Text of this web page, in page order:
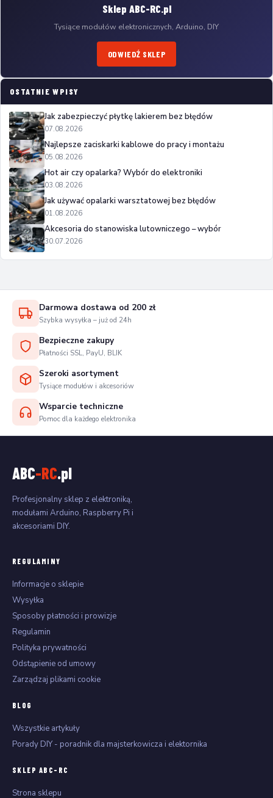
Sklep ABC-RC.pl
Tysiące modułów elektronicznych, Arduino, DIY
ODWIEDŹ SKLEP
OSTATNIE WPISY
Jak zabezpieczyć płytkę lakierem bez błędów
07.08.2026
Najlepsze zaciskarki kablowe do pracy i montażu
05.08.2026
Hot air czy opalarka? Wybór do elektroniki
03.08.2026
Jak używać opalarki warsztatowej bez błędów
01.08.2026
Akcesoria do stanowiska lutowniczego – wybór
30.07.2026
Darmowa dostawa od 200 zł
Szybka wysyłka – już od 24h
Bezpieczne zakupy
Płatności SSL, PayU, BLIK
Szeroki asortyment
Tysiące modułów i akcesoriów
Wsparcie techniczne
Pomoc dla każdego elektronika
ABC-RC.pl
Profesjonalny sklep z elektroniką,
modułami Arduino, Raspberry Pi i
akcesoriami DIY.
REGULAMINY
Informacje o sklepie
Wysyłka
Sposoby płatności i prowizje
Regulamin
Polityka prywatności
Odstąpienie od umowy
Zarządzaj plikami cookie
BLOG
Wszystkie artykuły
Porady DIY - poradnik dla majsterkowicza i elektornika
SKLEP ABC-RC
Strona sklepu